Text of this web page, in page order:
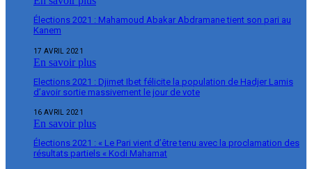
Élections 2021 : Mahamoud Abakar Abdramane tient son pari au
Kanem
17 AVRIL 2021
En savoir plus
Elections 2021 : Djimet Ibet félicite la population de Hadjer Lamis
d’avoir sortie massivement le jour de vote
16 AVRIL 2021
En savoir plus
Élections 2021 : « Le Pari vient d’être tenu avec la proclamation des
résultats partiels « Kodi Mahamat